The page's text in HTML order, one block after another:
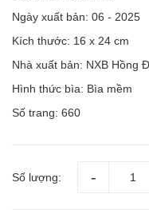
Ngày xuất bản: 06 - 2025
Kích thước: 16 x 24 cm
Nhà xuất bản: NXB Hồng
Hình thức bìa: Bìa mềm
Số trang: 660
Số lượng: